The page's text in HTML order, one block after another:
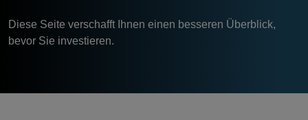
Diese Seite verschafft Ihnen einen besseren Überblick,
bevor Sie investieren.